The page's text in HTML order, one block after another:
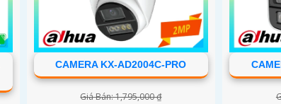
CAMERA KX-AD2004C-PRO
Giá Bán: 1,795,000 ₫